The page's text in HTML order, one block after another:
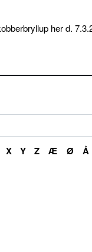
her d.
X Y Z Æ Ø Å